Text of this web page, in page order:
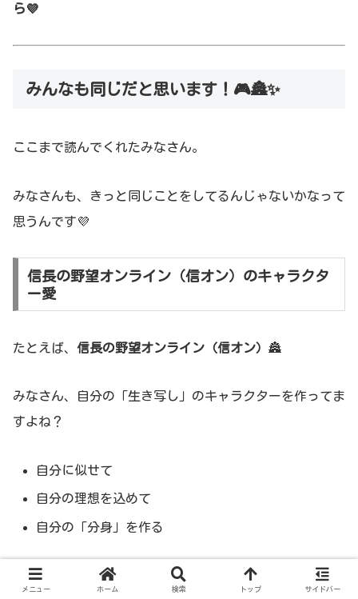
ら💜
みんなも同じだと思います！🎮🏯✨
ここまで読んでくれたみなさん。
みなさんも、きっと同じことをしてるんじゃないかなって
思うんです💜
信長の野望オンライン（信オン）のキャラクタ
ー愛
たとえば、 信長の野望オンライン（信オン） 🏯
みなさん、自分の「生き写し」のキャラクターを作ってま
すよね？
自分に似せて
自分の理想を込めて
自分の「分身」を作る
そして、そのキャラクターのことを、 愛してるはず です💕
メニュー ホーム 検索 トップ サイドバー